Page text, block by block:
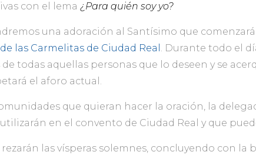
con el lema ¿Para quién soy yo?
una adoración al Santísimo que comenzará
las Carmelitas de Ciudad Real . Durante todo el
de todas aquellas personas que lo deseen y se
el aforo actual.
que quieran hacer la oración, la
en el convento de Ciudad Real y que
rezarán las vísperas solemnes, concluyendo con la